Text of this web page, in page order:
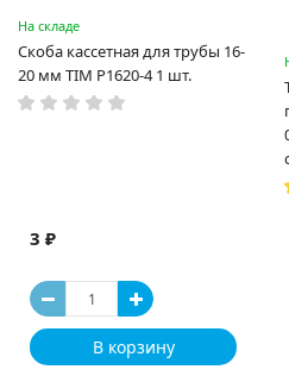
На складе
Скоба кассетная для трубы 16-
20 мм TIM P1620-4 1 шт.
3 ₽
В корзину